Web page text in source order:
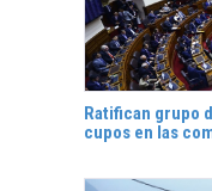
Ratifican grupo
cupos en las